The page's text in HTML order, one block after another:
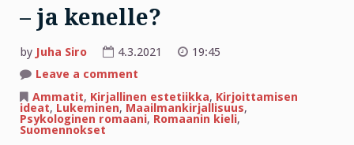
– ja kenelle?
by Juha Siro 4.3.2021
19:45
Leave a comment
kannattaa
kirjoittaa
–
ja
Ammatit, Kirjallinen estetiikka, Kirjoittamisen
ideat, Lukeminen, Maailmankirjallisuus,
Psykologinen romaani, Romaanin kieli,
Suomennokset